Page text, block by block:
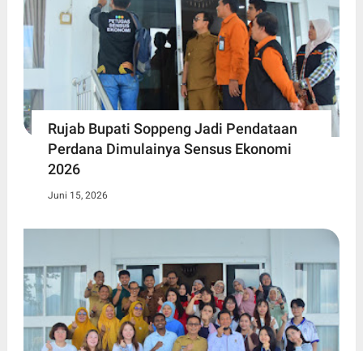
Rujab Bupati Soppeng Jadi Pendataan
Perdana Dimulainya Sensus Ekonomi
2026
Juni 15, 2026